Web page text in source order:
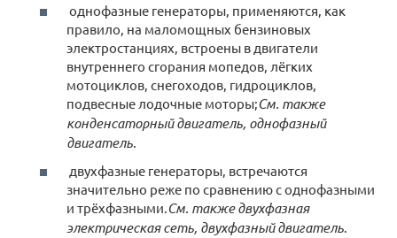
однофазные генераторы, применяются, как
правило, на маломощных бензиновых
электростанциях, встроены в двигатели
внутреннего сгорания мопедов, лёгких
мотоциклов, снегоходов, гидроциклов,
подвесные лодочные моторы;См. также
конденсаторный двигатель, однофазный
двигатель
двухфазные генераторы, встречаются
значительно реже по сравнению с однофазными
и трёхфазными.См. также двухфазная
электрическая сеть, двухфазный двигатель.